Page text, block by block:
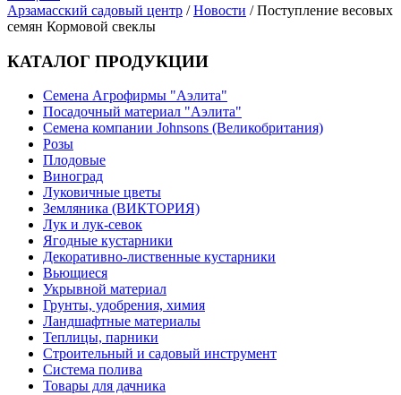
Арзамасский садовый центр /Новости /Поступление весовых
семян Кормовой свеклы
КАТАЛОГ ПРОДУКЦИИ
Семена Агрофирмы "Аэлита"
Посадочный материал "Аэлита"
Семена компании Johnsons (Великобритания)
Розы
Плодовые
Виноград
Луковичные цветы
Земляника (ВИКТОРИЯ)
Лук и лук-севок
Ягодные кустарники
Декоративно-лиственные кустарники
Вьющиеся
Укрывной материал
Грунты, удобрения, химия
Ландшафтные материалы
Теплицы, парники
Строительный и садовый инструмент
Система полива
Товары для дачника